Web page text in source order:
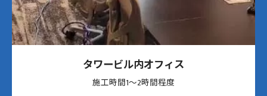
タワービル内オフィス
施工時間1〜2時間程度